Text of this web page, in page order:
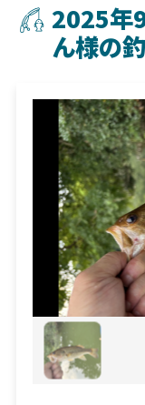
2025年
ん様の